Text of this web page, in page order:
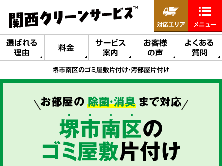
選ばれる
理由
料金
サービス
案内
お客様
の声
よくある
質問
対応エリア メニュー
堺市南区のゴミ屋敷片付け・汚部屋片付け
お部屋の 除菌・消臭まで対応
堺市南区の
ゴミ屋敷片付け